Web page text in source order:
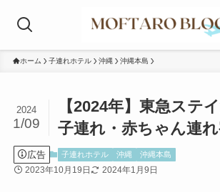
ホーム 子連れホテル 沖縄 沖縄本島
【2024年】東急ステ
子連れ・赤ちゃん連
2024
1/09
広告 子連れホテル 沖縄 沖縄本島
2023年10月19日 2024年1月9日